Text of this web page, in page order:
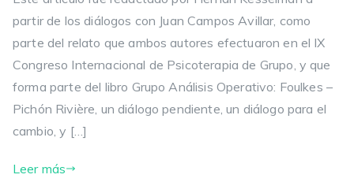
partir de los diálogos con Juan Campos Avillar, como
parte del relato que ambos autores efectuaron en el IX
Congreso Internacional de Psicoterapia de Grupo, y que
forma parte del libro Grupo Análisis Operativo: Foulkes –
Pichón Rivière, un diálogo pendiente, un diálogo para el
cambio, y […]
Leer más